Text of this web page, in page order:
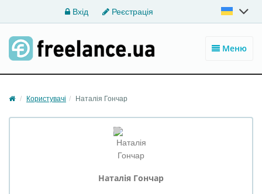
Вхід Реєстрація
Меню
Користувачі Наталія Гончар
Наталія Гончар